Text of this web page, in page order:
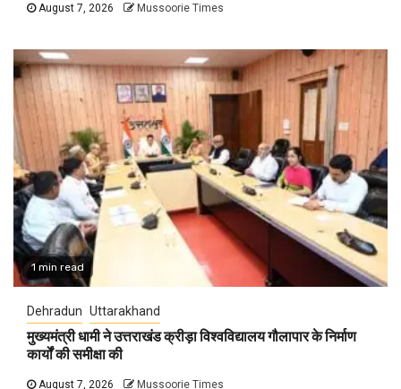
August 7, 2026 Mussoorie Times
1 min read
Dehradun Uttarakhand
मुख्यमंत्री धामी ने उत्तराखंड क्रीड़ा विश्वविद्यालय गौलापार के निर्माण
कार्यों की समीक्षा की
August 7, 2026 Mussoorie Times